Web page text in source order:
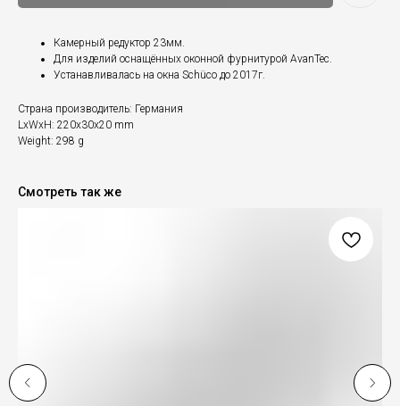
Камерный редуктор 23мм.
Для изделий оснащённых оконной фурнитурой AvanTec.
Устанавливалась на окна Schüco до 2017г.
Страна производитель: Германия
LxWxH: 220x30x20 mm
Weight: 298 g
Смотреть так же